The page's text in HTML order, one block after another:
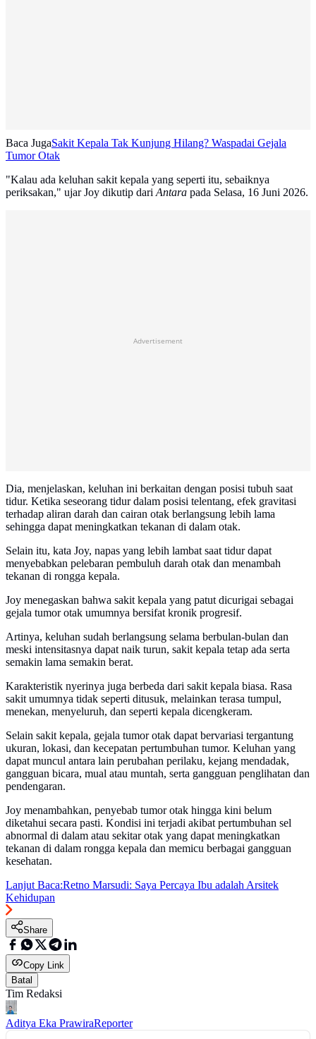
Baca JugaSakit Kepala Tak Kunjung Hilang? Waspadai Gejala
Tumor Otak
"Kalau ada keluhan sakit kepala yang seperti itu, sebaiknya
periksakan," ujar Joy dikutip dariAntara pada Selasa, 16 Juni 2026.
Advertisement
Dia, menjelaskan, keluhan ini berkaitan dengan posisi tubuh saat
tidur. Ketika seseorang tidur dalam posisi telentang, efek gravitasi
terhadap aliran darah dan cairan otak berlangsung lebih lama
sehingga dapat meningkatkan tekanan di dalam otak.
Selain itu, kata Joy, napas yang lebih lambat saat tidur dapat
menyebabkan pelebaran pembuluh darah otak dan menambah
tekanan di rongga kepala.
Joy menegaskan bahwa sakit kepala yang patut dicurigai sebagai
gejala tumor otak umumnya bersifat kronik progresif.
Artinya, keluhan sudah berlangsung selama berbulan-bulan dan
meski intensitasnya dapat naik turun, sakit kepala tetap ada serta
semakin lama semakin berat.
Karakteristik nyerinya juga berbeda dari sakit kepala biasa. Rasa
sakit umumnya tidak seperti ditusuk, melainkan terasa tumpul,
menekan, menyeluruh, dan seperti kepala dicengkeram.
Selain sakit kepala, gejala tumor otak dapat bervariasi tergantung
ukuran, lokasi, dan kecepatan pertumbuhan tumor. Keluhan yang
dapat muncul antara lain perubahan perilaku, kejang mendadak,
gangguan bicara, mual atau muntah, serta gangguan penglihatan dan
pendengaran.
Joy menambahkan, penyebab tumor otak hingga kini belum
diketahui secara pasti. Kondisi ini terjadi akibat pertumbuhan sel
abnormal di dalam atau sekitar otak yang dapat meningkatkan
tekanan di dalam rongga kepala dan memicu berbagai gangguan
kesehatan.
Lanjut Baca:Retno Marsudi: Saya Percaya Ibu adalah Arsitek
Kehidupan
Share
Copy Link
Batal
Tim Redaksi
Aditya Eka PrawiraReporter